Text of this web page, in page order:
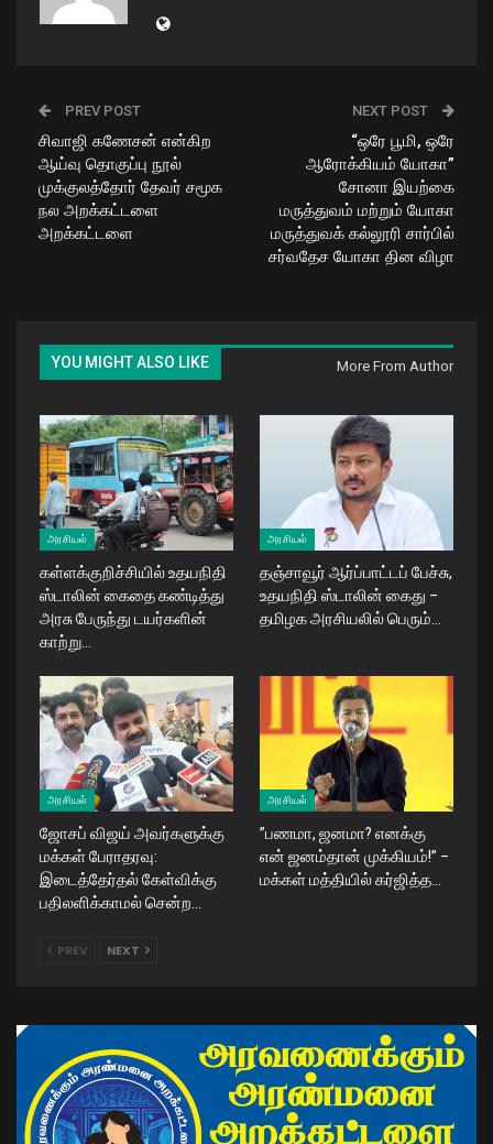
PREV POST
சிவாஜி கணேசன் என்கிற
ஆய்வு தொகுப்பு நூல்
முக்குலத்தோர் தேவர் சமூக
நல அறக்கட்டளை
அறக்கட்டளை
NEXT POST
“ஒரே பூமி, ஒரே
ஆரோக்கியம் யோகா”
சோனா இயற்கை
மருத்துவம் மற்றும் யோகா
மருத்துவக் கல்லூரி சார்பில்
சர்வதேச யோகா தின விழா
YOU MIGHT ALSO LIKE More From Author
அரசியல்
கள்ளக்குறிச்சியில் உதயநிதி
ஸ்டாலின் கைதை கண்டித்து
அரசு பேருந்து டயர்களின்
காற்று…
அரசியல்
தஞ்சாவூர் ஆர்ப்பாட்டப் பேச்சு,
உதயநிதி ஸ்டாலின் கைது –
தமிழக அரசியலில் பெரும்…
அரசியல்
ஜோசப் விஜய் அவர்களுக்கு
மக்கள் பேராதரவு:
இடைத்தேர்தல் கேள்விக்கு
பதிலளிக்காமல் சென்ற…
அரசியல்
​”பணமா, ஜனமா? எனக்கு
என் ஜனம்தான் முக்கியம்!” –
மக்கள் மத்தியில் கர்ஜித்த…
PREV NEXT